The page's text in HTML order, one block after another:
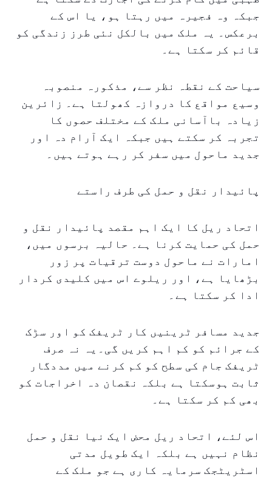
جبکہ وہ فجیرہ میں رہتا ہو، یا اس کے
برعکس۔ یہ ملک میں بالکل نئی طرز زندگی کو
قائم کر سکتا ہے۔
سیاحت کے نقطہ نظر سے، مذکورہ منصوبہ
وسیع مواقع کا دروازہ کھولتا ہے۔ زائرین
زیادہ باآسانی ملک کے مختلف حصوں کا
تجربہ کر سکتے ہیں جبکہ ایک آرام دہ اور
جدید ماحول میں سفر کر رہے ہوتے ہیں۔
پائیدار نقل و حمل کی طرف راستے
اتحاد ریل کا ایک اہم مقصد پائیدار نقل و
حمل کی حمایت کرنا ہے۔ حالیہ برسوں میں،
امارات نے ماحول دوست ترقیات پر زور
بڑھایا ہے، اور ریلوے اس میں کلیدی کردار
ادا کر سکتا ہے۔
جدید مسافر ٹرینیں کار ٹریفک کو اور سڑک
کے جرائم کو کم اہم کریں گی۔یہ نہ صرف
ٹریفک جام کی سطح کو کم کرنے میں مددگار
ثابت ہوسکتا ہے بلکہ نقصان دہ اخراجات کو
بھی کم کر سکتا ہے۔
اس لئے، اتحاد ریل محض ایک نیا نقل و حمل
نظام نہیں ہے بلکہ ایک طویل مدتی
اسٹریٹجک سرمایہ کاری ہے جو ملک کے